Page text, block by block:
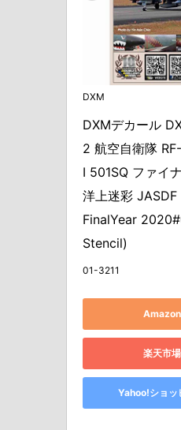
DXM
DXMデカール
2 航空自衛隊
I 501SQ ファイ
洋上迷彩
FinalYear
Stencil)
01-3211
楽天市
Yahoo!ショッ